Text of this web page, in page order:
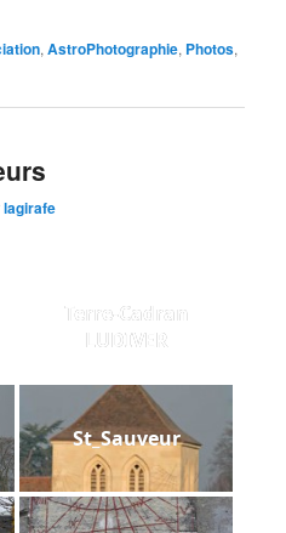
,AstroPhotographie, Photos,
lagirafe
Terre-Cadran
LUDIVER
St_Sauveur